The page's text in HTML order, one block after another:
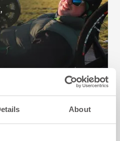
About
meine positive
habe